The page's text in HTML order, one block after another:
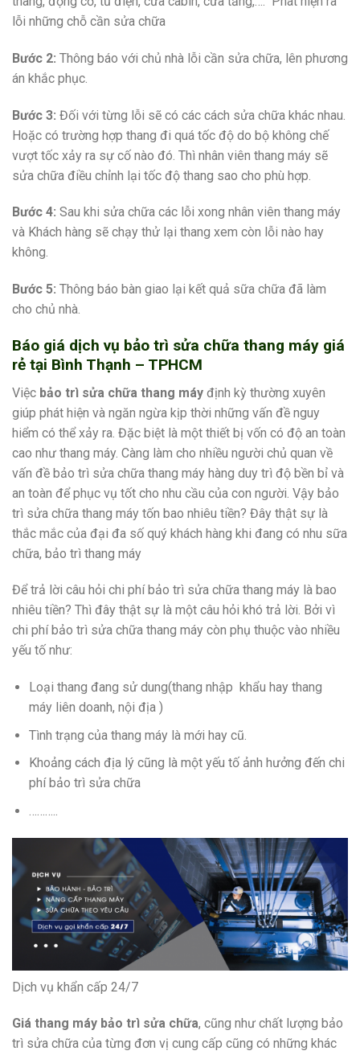
lỗi những chỗ cần sửa chữa
Bước 2: Thông báo với chủ nhà lỗi cần sửa chữa, lên phương
án khắc phục.
Bước 3: Đối với từng lỗi sẽ có các cách sửa chữa khác nhau.
Hoặc có trường hợp thang đi quá tốc độ do bộ không chế
vượt tốc xảy ra sự cố nào đó. Thì nhân viên thang máy sẽ
sửa chữa điều chỉnh lại tốc độ thang sao cho phù hợp.
Bước 4: Sau khi sửa chữa các lỗi xong nhân viên thang máy
và Khách hàng sẽ chạy thử lại thang xem còn lỗi nào hay
không.
Bước 5: Thông báo bàn giao lại kết quả sữa chữa đã làm
cho chủ nhà.
Báo giá dịch vụ bảo trì sửa chữa thang máy giá
rẻ tại Bình Thạnh – TPHCM
Việc bảo trì sửa chữa thang máy định kỳ thường xuyên
giúp phát hiện và ngăn ngừa kịp thời những vấn đề nguy
hiểm có thể xảy ra. Đặc biệt là một thiết bị vốn có độ an toàn
cao như thang máy. Càng làm cho nhiều người chủ quan về
vấn đề bảo trì sửa chữa thang máy hàng duy trì độ bền bỉ và
an toàn để phục vụ tốt cho nhu cầu của con người. Vậy bảo
trì sửa chữa thang máy tốn bao nhiêu tiền? Đây thật sự là
thắc mắc của đại đa số quý khách hàng khi đang có nhu sữa
chữa, bảo trì thang máy
Để trả lời câu hỏi chi phí bảo trì sửa chữa thang máy là bao
nhiêu tiền? Thì đây thật sự là một câu hỏi khó trả lời. Bởi vì
chi phí bảo trì sửa chữa thang máy còn phụ thuộc vào nhiều
yếu tố như:
Loại thang đang sử dung(thang nhập khẩu hay thang
máy liên doanh, nội địa )
Tình trạng của thang máy là mới hay cũ.
Khoảng cách địa lý cũng là một yếu tố ảnh hưởng đến chi
phí bảo trì sửa chữa
………..
Dịch vụ khẩn cấp 24/7
Giá thang máy bảo trì sửa chữa, cũng như chất lượng bảo
trì sửa chữa của từng đơn vị cung cấp cũng có những khác